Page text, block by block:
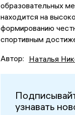
образовательных
находится на
формированию
спортивным
Автор: Наталья
узнавать